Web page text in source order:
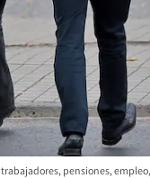
trabajadores, pensiones,